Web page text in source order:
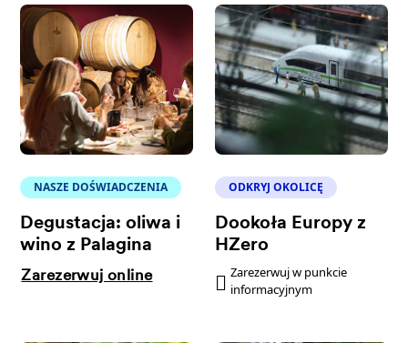
NASZE DOŚWIADCZENIA
Degustacja: oliwa i
wino z Palagina
Zarezerwuj online
ODKRYJ OKOLICĘ
Dookoła Europy z
HZero
Zarezerwuj w punkcie
informacyjnym